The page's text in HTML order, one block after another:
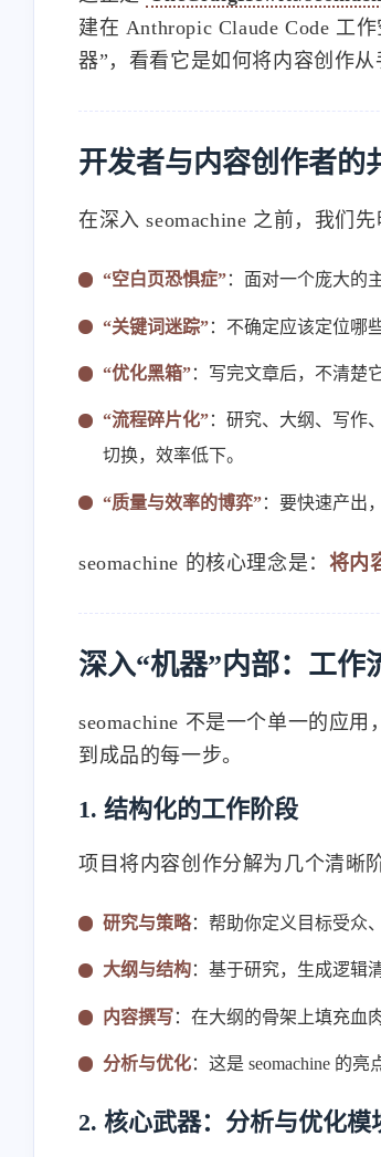
建在 Anthropic Claude Code 工
器”，看看它是如何将内容创作
开发者与内容创作者的
在深入 seomachine 之前，我们
“空白页恐惧症”：面对一个庞大的
“关键词迷踪”：不确定应该定位哪
“优化黑箱”：写完文章后，不清楚
“流程碎片化”：研究、大纲、写作
切换，效率低下。
“质量与效率的博弈”：要快速产出
seomachine 的核心理念是： 将内
深入“机器”内部：工作
seomachine 不是一个单一的应
到成品的每一步。
1. 结构化的工作阶段
项目将内容创作分解为几个清晰
研究与策略：帮助你定义目标受众
大纲与结构：基于研究，生成逻辑
内容撰写：在大纲的骨架上填充血
分析与优化：这是 seomachine 的
2. 核心武器：分析与优化模